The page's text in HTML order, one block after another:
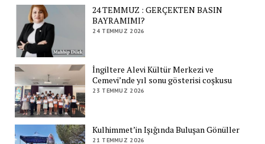
24 TEMMUZ : GERÇEKTEN BASIN
BAYRAMIMI?
24 TEMMUZ 2026
İngiltere Alevi Kültür Merkezi ve
Cemevi’nde yıl sonu gösterisi coşkusu
23 TEMMUZ 2026
Kulhimmet’in Işığında Buluşan Gönüller
21 TEMMUZ 2026